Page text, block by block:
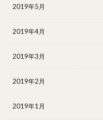
2019年5月
2019年4月
2019年3月
2019年2月
2019年1月